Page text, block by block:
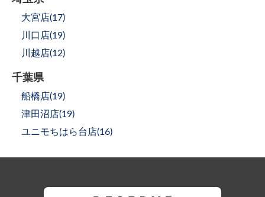
大宮店(17)
川口店(19)
川越店(12)
千葉県
船橋店(19)
津田沼店(19)
ユニモちはら台店(16)